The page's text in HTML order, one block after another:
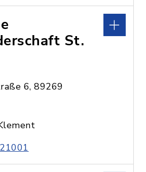
St.
6, 89269